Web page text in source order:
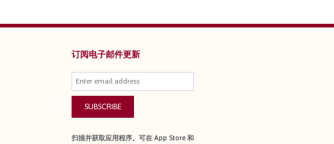
订阅电子邮件更新
SUBSCRIBE
扫描并获取应用程序。可在 App Store 和